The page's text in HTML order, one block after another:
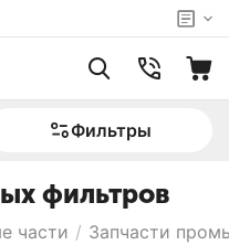
Фильтры
фильтров
части / Запчасти